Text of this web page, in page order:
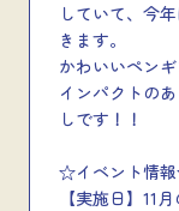
していて、今
きます。
かわいいペン
インパクトの
しです！！
☆イベント情
【実施日】11